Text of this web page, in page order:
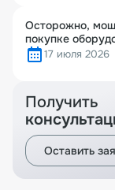
Осторожно,
покупке
17 июля 2026
Получить
Оставить